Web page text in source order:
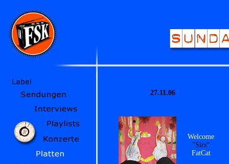
27.11.06
Welcome
"Sirs“
FatCat